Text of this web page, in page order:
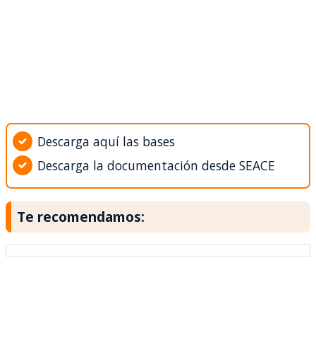
Descarga aquí las bases
Descarga la documentación desde SEACE
Te recomendamos: